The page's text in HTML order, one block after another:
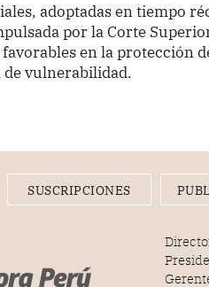
adoptadas en tiempo
por la Corte
en la protección
vulnerabilidad.
SUSCRIPCIONES